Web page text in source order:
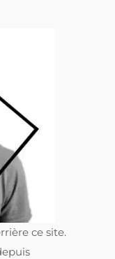
ce site.